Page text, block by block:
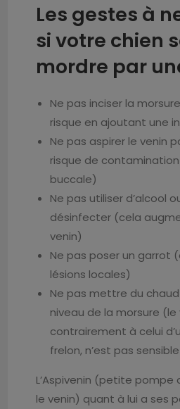
Les gestes à
si votre chien
mordre par
Ne pas inciser la
risque en ajoutant une
Ne pas aspirer le venin
risque de
buccale)
Ne pas utiliser d’alcool
désinfecter (cela
venin)
Ne pas poser un garrot
lésions locales)
Ne pas mettre du
niveau de la morsure
contrairement à celui
frelon, n’est pas
L’Aspivenin (petite
le venin) quant à lui a ses